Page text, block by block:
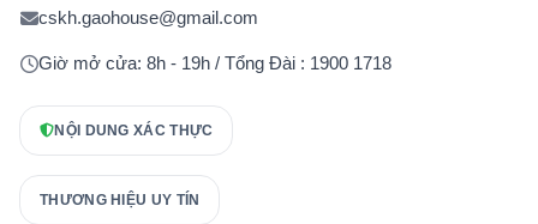
cskh.gaohouse@gmail.com
Giờ mở cửa: 8h - 19h / Tổng Đài : 1900 1718
NỘI DUNG XÁC THỰC
THƯƠNG HIỆU UY TÍN